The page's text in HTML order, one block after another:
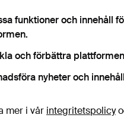
funktioner och innehåll
och förbättra
nyheter och
mer i vår integritetspolicy